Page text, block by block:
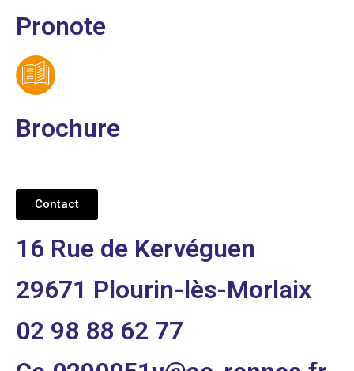
Pronote
Brochure
Contact
16 Rue de Kervéguen
29671 Plourin-lès-Morlaix
02 98 88 62 77